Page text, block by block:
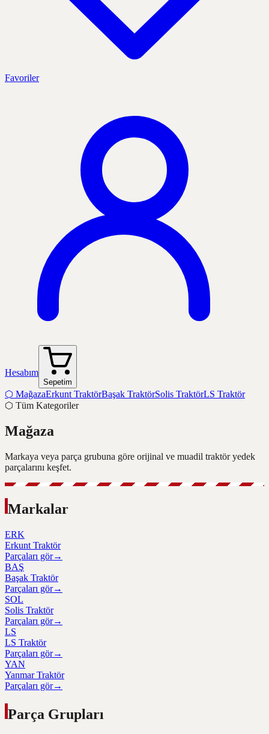
Favoriler
Hesabım
Sepetim
⬡ MağazaErkunt TraktörBaşak TraktörSolis TraktörLS Traktör
⬡ Tüm Kategoriler
Mağaza
Markaya veya parça grubuna göre orijinal ve muadil traktör yedek
parçalarını keşfet.
Markalar
ERK
Erkunt Traktör
Parçaları gör→
BAŞ
Başak Traktör
Parçaları gör→
SOL
Solis Traktör
Parçaları gör→
LS
LS Traktör
Parçaları gör→
YAN
Yanmar Traktör
Parçaları gör→
Parça Grupları